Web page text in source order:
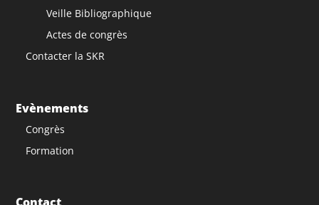
Veille Bibliographique
Actes de congrès
Contacter la SKR
Evènements
Congrès
Formation